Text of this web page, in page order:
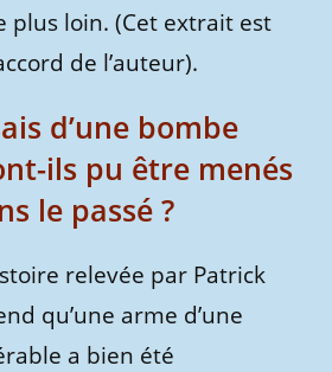
plus loin. (Cet extrait est
de l’auteur).
d’une bombe
ils pu être menés
le passé ?
relevée par Patrick
qu’une arme d’une
a bien été